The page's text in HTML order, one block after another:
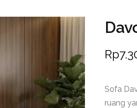
Rp
Sofa
ruang